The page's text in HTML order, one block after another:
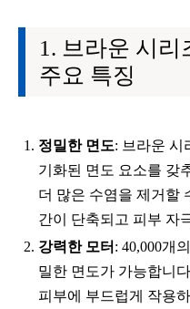
브라운 시리
주요 특징
정밀한 면도: 브라운 시
기화된 면도 요소를 갖
더 많은 수염을 제거할
간이 단축되고 피부 자
강력한 모터 : 40,000개
밀한 면도가 가능합니
피부에 부드럽게 작용